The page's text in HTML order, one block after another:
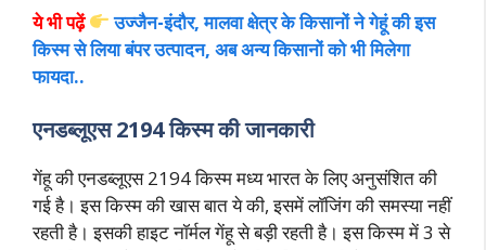
ये भी पढ़ें
उज्जैन-इंदौर, मालवा क्षेत्र के किसानों ने गेहूं की इस
किस्म से लिया बंपर उत्पादन, अब अन्य किसानों को भी मिलेगा
फायदा..
एनडब्लूएस 2194 किस्म की जानकारी
गेंहू की एनडब्लूएस 2194 किस्म मध्य भारत के लिए अनुसंशित की
गई है। इस किस्म की खास बात ये की, इसमें लॉजिंग की समस्या नहीं
रहती है। इसकी हाइट नॉर्मल गेंहू से बड़ी रहती है। इस किस्म में 3 से